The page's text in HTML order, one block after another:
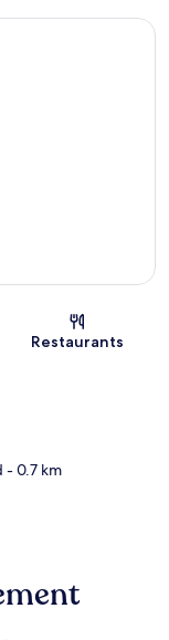
Restaurants
- 0.7 km